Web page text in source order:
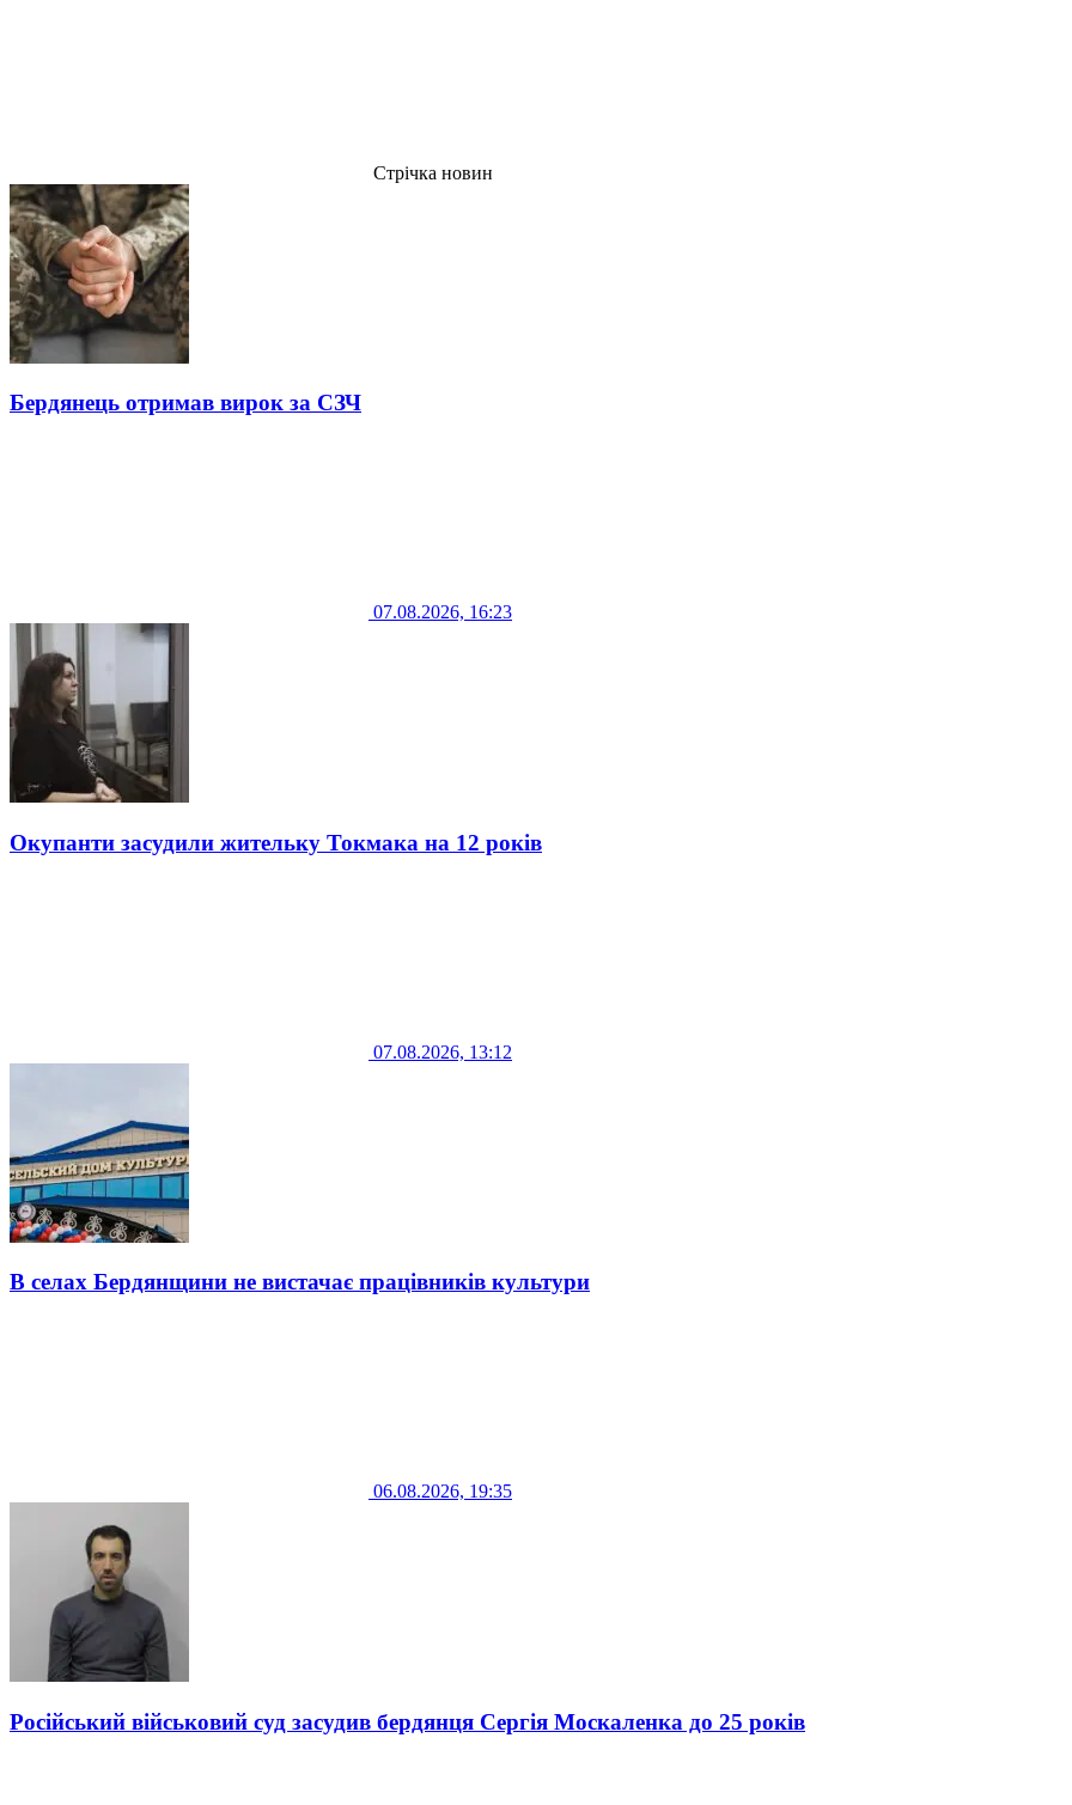
Стрічка новин
Бердянець отримав вирок за СЗЧ
07.08.2026, 16:23
Окупанти засудили жительку Токмака на 12 років
07.08.2026, 13:12
В селах Бердянщини не вистачає працівників культури
06.08.2026, 19:35
Російський військовий суд засудив бердянця Сергія Москаленка до 25 років